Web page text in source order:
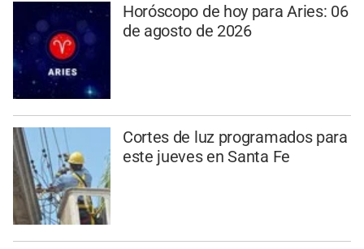
Horóscopo de hoy para Aries: 06
de agosto de 2026
Cortes de luz programados para
este jueves en Santa Fe